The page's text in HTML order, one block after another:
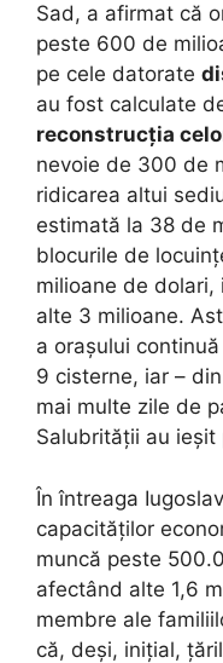
Sad, a afirmat că
peste 600 de
pe cele datorate
au fost calculate
reconstrucția
nevoie de 300 de
ridicarea altui
estimată la 38 de
blocurile de
milioane de dolari,
alte 3 milioane.
a orașului
9 cisterne, iar –
mai multe zile de
Salubrității au ieșit
În întreaga
capacităților
muncă peste
afectând alte 1,6
membre ale
că, deși, inițial,